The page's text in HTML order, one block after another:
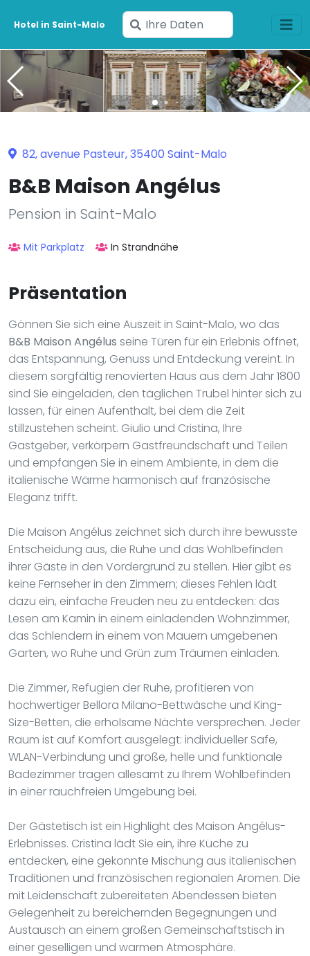
Hotel in Saint-Malo
Geben
Sie
Ihre
Daten
ein
82, avenue Pasteur, 35400 Saint-Malo
B&B Maison Angélus
Pension in Saint-Malo
Mit Parkplatz In Strandnähe
Präsentation
Gönnen Sie sich eine Auszeit in Saint-Malo, wo das
B&B Maison Angélus seine Türen für ein Erlebnis öffnet,
das Entspannung, Genuss und Entdeckung vereint. In
diesem sorgfältig renovierten Haus aus dem Jahr 1800
sind Sie eingeladen, den täglichen Trubel hinter sich zu
lassen, für einen Aufenthalt, bei dem die Zeit
stillzustehen scheint. Giulio und Cristina, Ihre
Gastgeber, verkörpern Gastfreundschaft und Teilen
und empfangen Sie in einem Ambiente, in dem die
italienische Wärme harmonisch auf französische
Eleganz trifft.
Die Maison Angélus zeichnet sich durch ihre bewusste
Entscheidung aus, die Ruhe und das Wohlbefinden
ihrer Gäste in den Vordergrund zu stellen. Hier gibt es
keine Fernseher in den Zimmern; dieses Fehlen lädt
dazu ein, einfache Freuden neu zu entdecken: das
Lesen am Kamin in einem einladenden Wohnzimmer,
das Schlendern in einem von Mauern umgebenen
Garten, wo Ruhe und Grün zum Träumen einladen.
Die Zimmer, Refugien der Ruhe, profitieren von
hochwertiger Bellora Milano-Bettwäsche und King-
Size-Betten, die erholsame Nächte versprechen. Jeder
Raum ist auf Komfort ausgelegt: individueller Safe,
WLAN-Verbindung und große, helle und funktionale
Badezimmer tragen allesamt zu Ihrem Wohlbefinden
in einer rauchfreien Umgebung bei.
Der Gästetisch ist ein Highlight des Maison Angélus-
Erlebnisses. Cristina lädt Sie ein, ihre Küche zu
entdecken, eine gekonnte Mischung aus italienischen
Traditionen und französischen regionalen Aromen. Die
mit Leidenschaft zubereiteten Abendessen bieten
Gelegenheit zu bereichernden Begegnungen und
Austausch an einem großen Gemeinschaftstisch in
einer geselligen und warmen Atmosphäre.